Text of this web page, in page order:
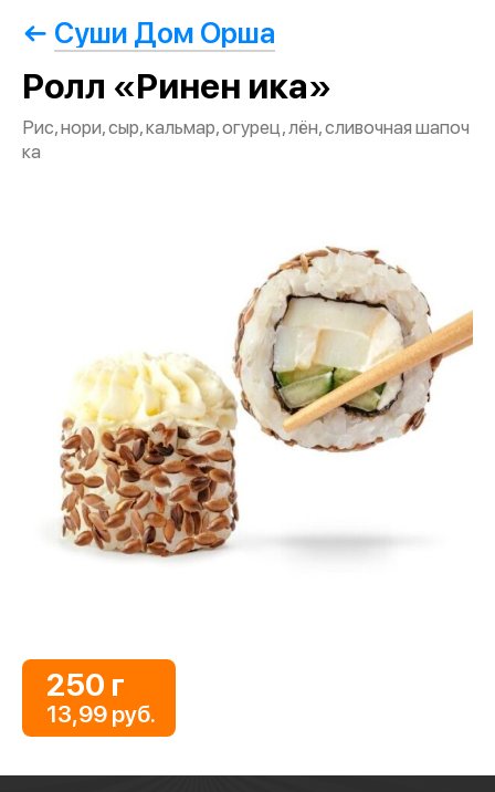
Суши Дом Орша
Ролл «Ринен ика»
Рис, нори, сыр, кальмар, огурец, лён, сливочная шапоч
ка
250 г
13,99 руб.